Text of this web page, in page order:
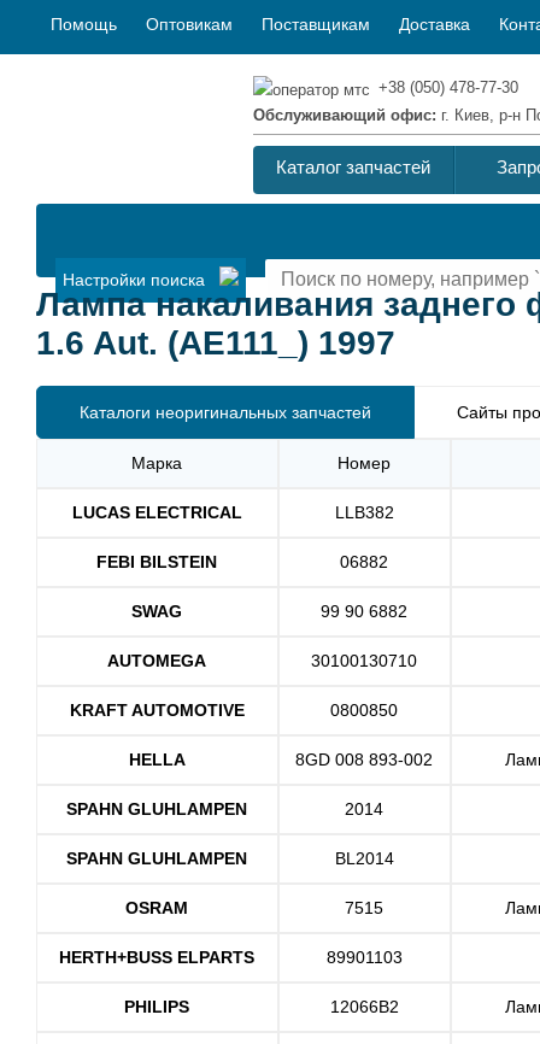
Помощь Оптовикам Поставщикам Доставка
+38 (050) 478-77-30
Обслуживающий офис: г. Киев, р-н
Каталог запчастей
Настройки поиска
Лампа накаливания заднего
1.6 Aut. (AE111_) 1997
Каталоги неоригинальных запчастей Сайты
Марка Номер
LUCAS ELECTRICAL LLB382
FEBI BILSTEIN 06882
SWAG 99 90 6882
AUTOMEGA 30100130710
KRAFT AUTOMOTIVE 0800850
HELLA 8GD 008 893-002
SPAHN GLUHLAMPEN 2014
SPAHN GLUHLAMPEN BL2014
OSRAM 7515
HERTH+BUSS ELPARTS 89901103
PHILIPS 12066B2